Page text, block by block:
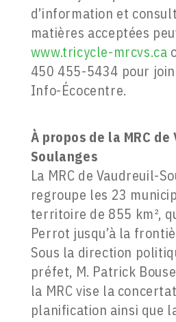
d’information et
matières acceptées
www.tricycle-mrcvs.ca
450 455-5434 pour
Info-Écocentre.
À propos de la MRC
Soulanges
La MRC de Vaudreuil-
regroupe les 23
territoire de 855 km²,
Perrot jusqu’à la
Sous la direction
préfet, M. Patrick
la MRC vise la
planification ainsi que